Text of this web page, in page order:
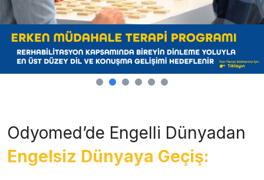
Odyomed’de Engelli Dünyadan
Engelsiz Dünyaya Geçiş: